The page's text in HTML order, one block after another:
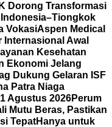
Dorong Transformasi
VokasiAspen Medical
Awal
Kesehatan
Ekonomi Jelang
Dukung Gelaran ISF
Patra Niaga
Agustus 2026Perum
Mutu Beras, Pastikan
TepatHanya untuk